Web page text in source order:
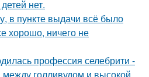
нет.
в пункте выдачи всё было
хорошо, ничего не
профессия селебрити -